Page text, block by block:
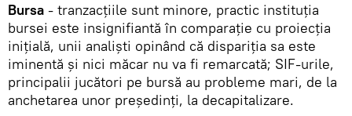
Bursa - tranzacţiile sunt minore, practic instituţia
bursei este insignifiantă în comparaţie cu proiecţia
iniţială, unii analişti opinând că dispariţia sa este
iminentă şi nici măcar nu va fi remarcată; SIF-urile,
principalii jucători pe bursă au probleme mari, de la
anchetarea unor preşedinţi, la decapitalizare.